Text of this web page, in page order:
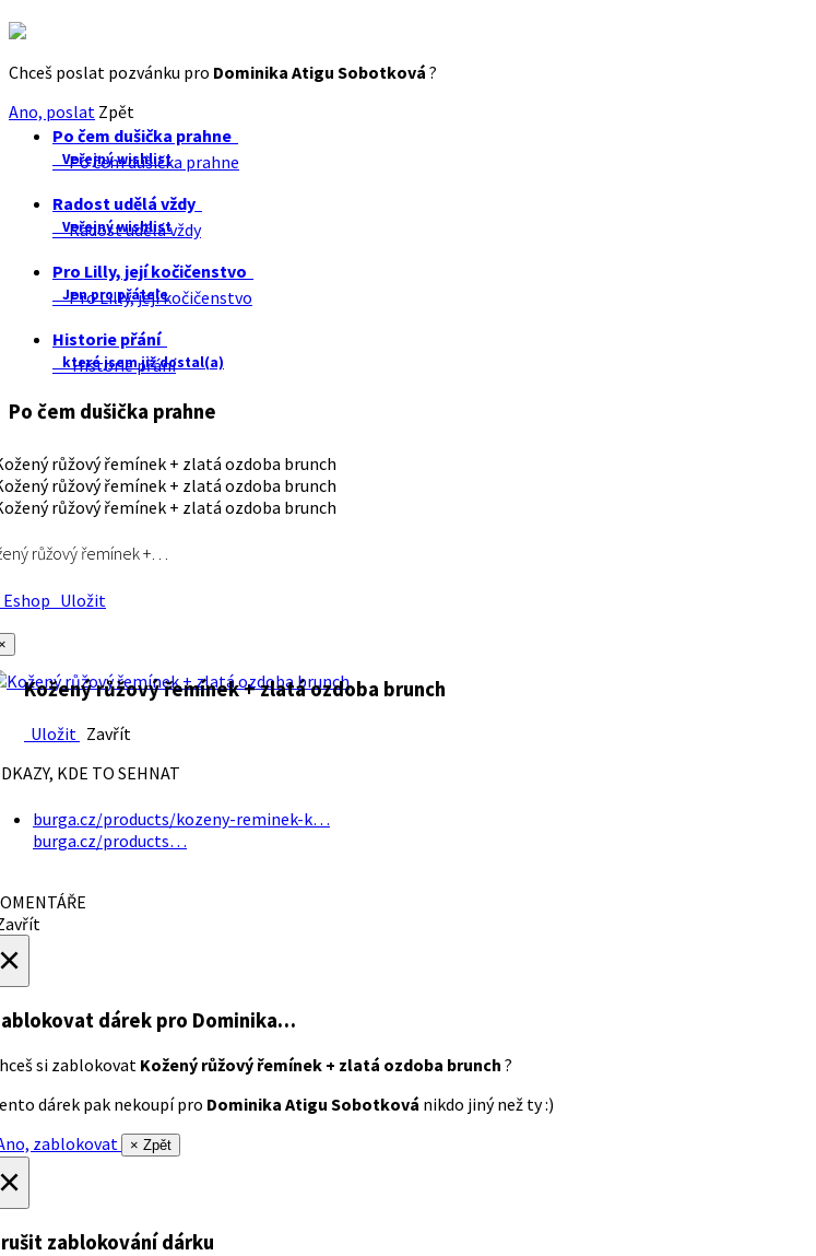
Chceš poslat pozvánku pro Dominika Atigu Sobotková ?
Ano, poslat Zpět
Po čem dušička prahne
Veřejný wishlist
Po čem dušička prahne
Radost udělá vždy
Veřejný wishlist
Radost udělá vždy
Pro Lilly, její kočičenstvo
Jen pro přátele
Pro Lilly, její kočičenstvo
Historie přání
které jsem již dostal(a)
Historie přání
Po čem dušička prahne
růžový řemínek +…
Uložit
Kožený růžový řemínek + zlatá ozdoba brunch
Uložit Zavřít
KDE TO SEHNAT
burga.cz/products/kozeny-reminek-k…
burga.cz/products…
dárek pro Dominika…
si zablokovat Kožený růžový řemínek + zlatá ozdoba brunch ?
dárek pak nekoupí pro Dominika Atigu Sobotková nikdo jiný než ty :)
zablokovat
× Zpět
zablokování dárku